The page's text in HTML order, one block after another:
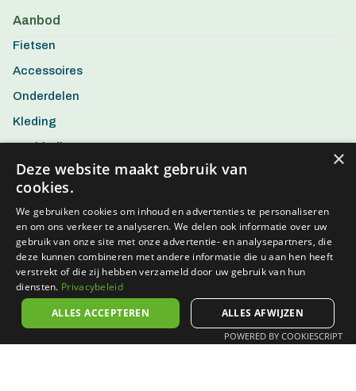
Aanbod
Fietsen
Accessoires
Onderdelen
Kleding
Aanbiedingen
×
Deze website maakt gebruik van
cookies.
We gebruiken cookies om inhoud en advertenties te personaliseren
en om ons verkeer te analyseren. We delen ook informatie over uw
gebruik van onze site met onze advertentie- en analysepartners, die
deze kunnen combineren met andere informatie die u aan hen heeft
verstrekt of die zij hebben verzameld door uw gebruik van hun
diensten. Privacybeleid
ALLES ACCEPTEREN
ALLES AFWIJZEN
POWERED BY COOKIESCRIPT